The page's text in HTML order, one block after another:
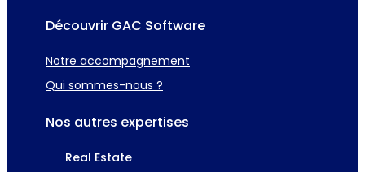
Découvrir GAC Software
Notre accompagnement
Qui sommes-nous ?
Nos autres expertises
Real Estate